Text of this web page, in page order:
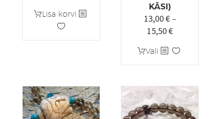
oli:
11,50 €.
on:
Lisa korvi
KÄSI)
13,00€ –
15,50€
kuni
15,50 €
Vali Sellel
tootel
mitu
varianti.
Valikuid